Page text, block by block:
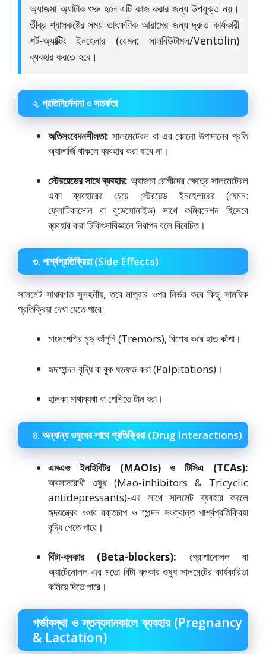
অ্যাজমা অ্যাটাক শুরু হলে এটি কাজ করার জন্য উপযুক্ত নয়।
তীব্র শ্বাসকষ্টের সময় তাৎক্ষণিক আরামের জন্য দ্রুত কার্যকারী
শর্ট-অ্যাক্টিং ইনহেলার (যেমন: সালবিউটামল/Ventolin)
ব্যবহার করতে হবে।
২. প্রতিনির্দেশনা ও সতর্কতা
অতিসংবেদনশীলতা: সালমেটেরল বা এর কোনো উপাদানের প্রতি
অ্যালার্জি থাকলে ব্যবহার করা যাবে না।
স্টেরয়েডের সাথে ব্যবহার: অ্যাজমা রোগীদের ক্ষেত্রে সালমেটেরল
একা ব্যবহারের চেয়ে স্টেরয়েড ইনহেলারের (যেমন:
ফ্লোটিকাসোন বা বুডেসোনাইড) সাথে কম্বিনেশন হিসেবে
ব্যবহার করা চিকিৎসাবিজ্ঞানে নিরাপদ বলে বিবেচিত।
৩. পার্শ্বপ্রতিক্রিয়া (Side Effects)
সালমেট সাধারণত সুসহনীয়, তবে মাত্রার ওপর নির্ভর করে কিছু সাময়িক
প্রতিক্রিয়া দেখা যেতে পারে:
মাংসপেশির মৃদু কাঁপুনি (Tremors), বিশেষ করে হাত কাঁপা।
হৃদস্পন্দন বৃদ্ধি বা বুক ধড়ফড় করা (Palpitations)।
হালকা মাথাব্যথা বা পেশিতে টান ধরা।
৪. অন্যান্য ওষুধের সাথে প্রতিক্রিয়া (Drug Interactions)
এমএও ইনহিবিটর (MAOIs) ও টিসিএ (TCAs):
অবসাদরোধী ওষুধ (Mao-inhibitors & Tricyclic
antidepressants)-এর সাথে সালমেট ব্যবহার করলে
হৃদযন্ত্রের ওপর রক্তচাপ ও স্পন্দন সংক্রান্ত পার্শ্বপ্রতিক্রিয়া
বৃদ্ধি পেতে পারে।
বিটা-ব্লকার (Beta-blockers): প্রোপানোলল বা
অ্যাটেনোলল-এর মতো বিটা-ব্লকার ওষুধ সালমেটের কার্যকারিতা
কমিয়ে দিতে পারে।
গর্ভাবস্থা ও স্তন্যদানকালে ব্যবহার (Pregnancy
& Lactation)